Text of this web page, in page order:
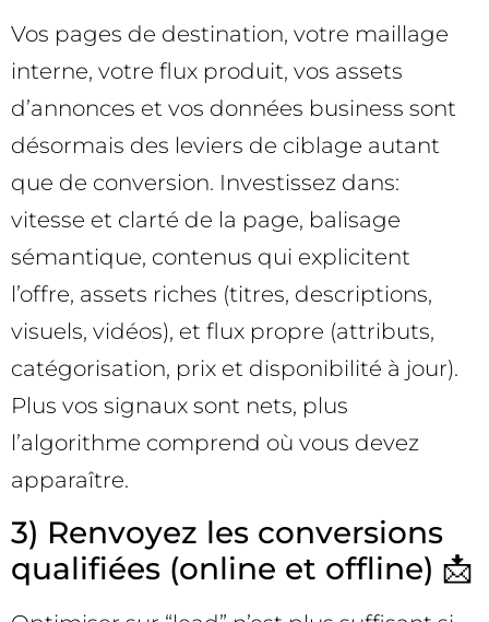
Vos pages de destination, votre maillage
interne, votre flux produit, vos assets
d’annonces et vos données business sont
désormais des leviers de ciblage autant
que de conversion. Investissez dans:
vitesse et clarté de la page, balisage
sémantique, contenus qui explicitent
l’offre, assets riches (titres, descriptions,
visuels, vidéos), et flux propre (attributs,
catégorisation, prix et disponibilité à jour).
Plus vos signaux sont nets, plus
l’algorithme comprend où vous devez
apparaître.
3) Renvoyez les conversions
qualifiées (online et offline) 📩